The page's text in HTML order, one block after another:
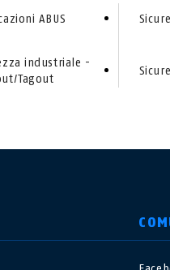
ABUS
industriale -
Tagout